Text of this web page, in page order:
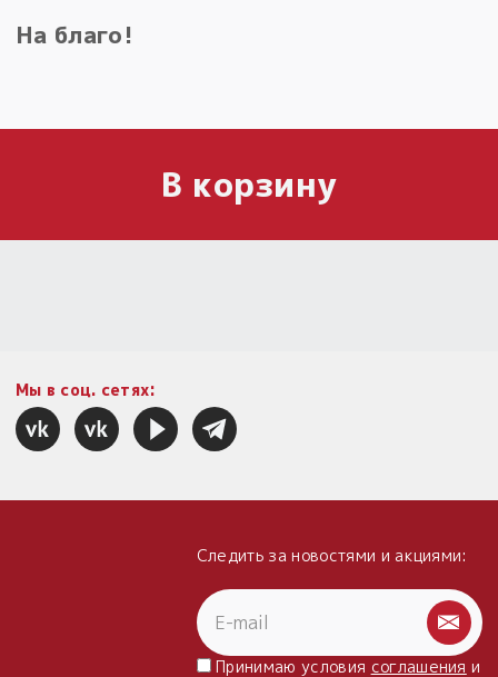
На благо!
В корзину
Мы в соц. сетях:
Следить за новостями и акциями:
Принимаю условия соглашения и